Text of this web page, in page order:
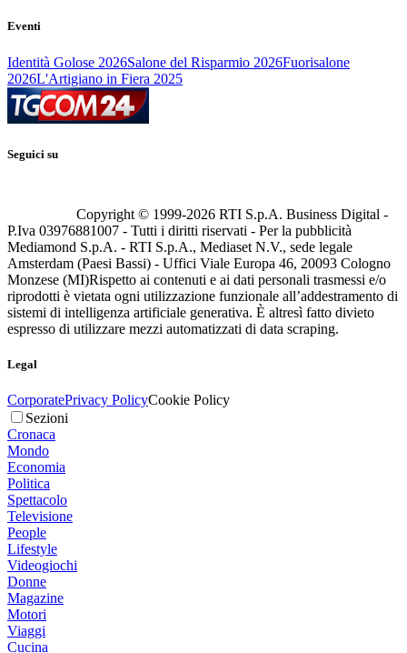
Eventi
Identità Golose 2026Salone del Risparmio 2026Fuorisalone
2026L'Artigiano in Fiera 2025
Seguici su
Copyright © 1999-2026 RTI S.p.A. Business Digital -
P.Iva 03976881007 - Tutti i diritti riservati - Per la pubblicità
Mediamond S.p.A. - RTI S.p.A., Mediaset N.V., sede legale
Amsterdam (Paesi Bassi) - Uffici Viale Europa 46, 20093 Cologno
Monzese (MI)Rispetto ai contenuti e ai dati personali trasmessi e/o
riprodotti è vietata ogni utilizzazione funzionale all’addestramento di
sistemi di intelligenza artificiale generativa. È altresì fatto divieto
espresso di utilizzare mezzi automatizzati di data scraping.
Legal
CorporatePrivacy PolicyCookie Policy
Sezioni
Cronaca
Mondo
Economia
Politica
Spettacolo
Televisione
People
Lifestyle
Videogiochi
Donne
Magazine
Motori
Viaggi
Cucina